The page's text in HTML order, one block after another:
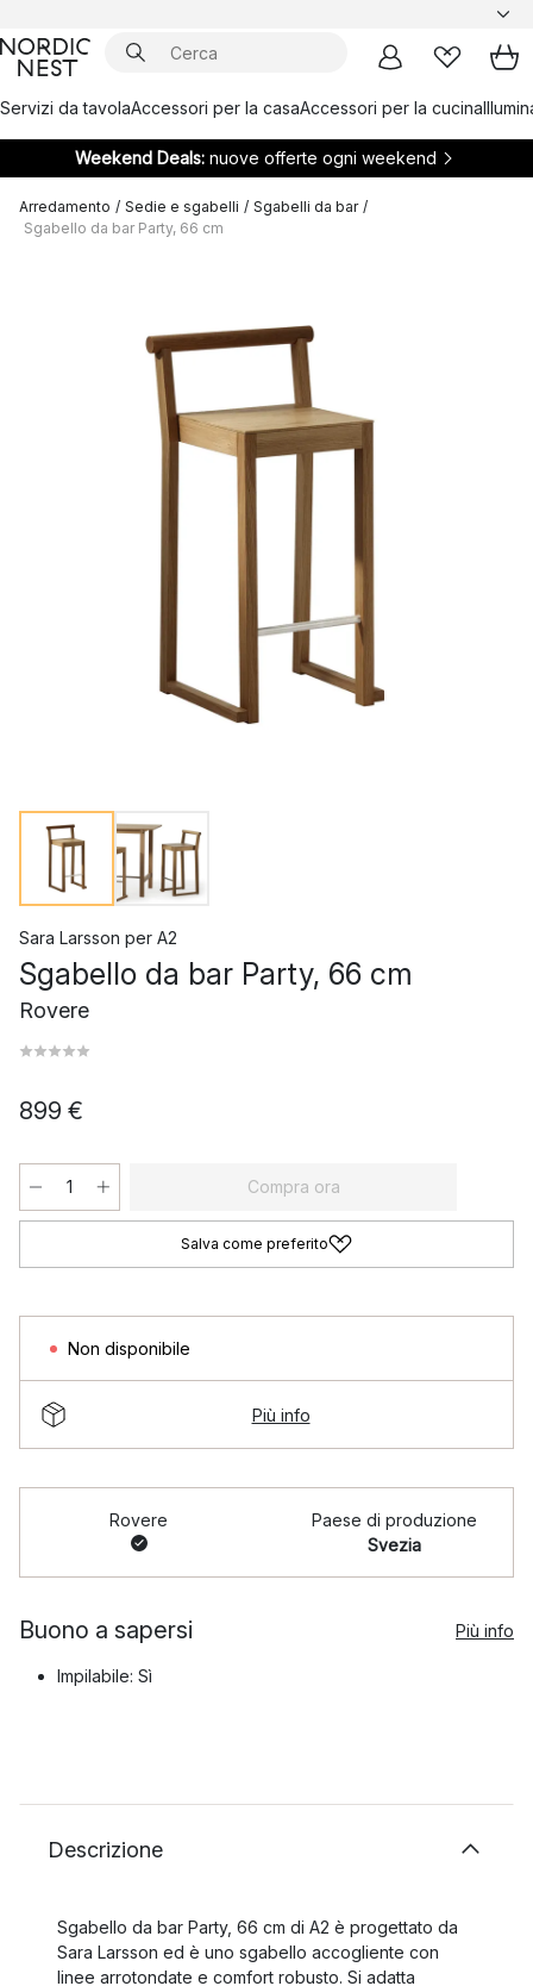
Servizi da tavolaAccessori per la casaAccessori per la cucina
Weekend Deals: nuove offerte ogni weekend
Arredamento / Sedie e sgabelli / Sgabelli da bar /
Sgabello da bar Party, 66 cm
Sara Larsson per A2
Sgabello da bar Party, 66 cm
Rovere
899 €
Compra ora
Salva come preferito
Non disponibile
Più info
Rovere
Paese di produzione
Svezia
Buono a sapersi Più info
Impilabile: Sì
Descrizione
Sgabello da bar Party, 66 cm di A2 è progettato da
Sara Larsson ed è uno sgabello accogliente con
linee arrotondate e comfort robusto. Si adatta